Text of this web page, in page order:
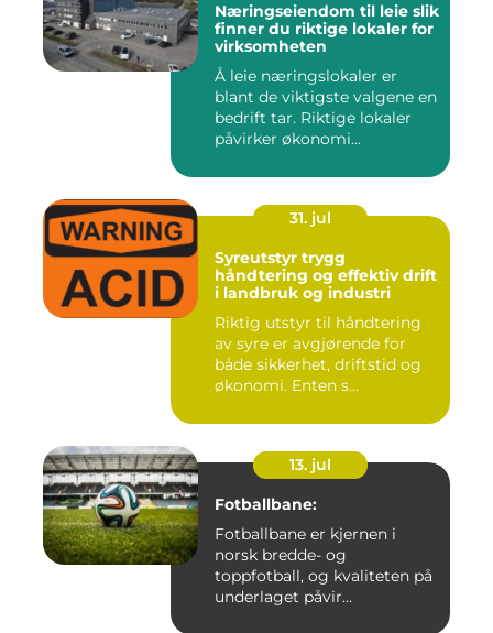
Næringseiendom til leie slik
finner du riktige lokaler for
virksomheten
Å leie næringslokaler er
blant de viktigste valgene en
bedrift tar. Riktige lokaler
påvirker økonomi...
31. jul
Syreutstyr trygg
håndtering og effektiv drift
i landbruk og industri
Riktig utstyr til håndtering
av syre er avgjørende for
både sikkerhet, driftstid og
økonomi. Enten s...
13. jul
Fotballbane:
Fotballbane er kjernen i
norsk bredde- og
toppfotball, og kvaliteten på
underlaget påvir...